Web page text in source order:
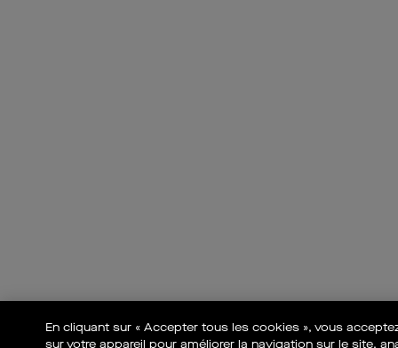
En cliquant sur « Accepter tous les cookies », vous
sur votre appareil pour améliorer la navigation sur le site,